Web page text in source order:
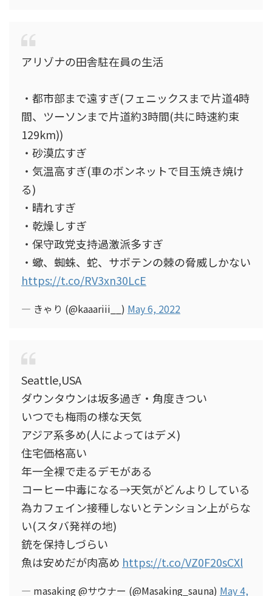
アリゾナの田舎駐在員の生活
・都市部まで遠すぎ(フェニックスまで片道4時
間、ツーソンまで片道約3時間(共に時速約束
129km))
・砂漠広すぎ
・気温高すぎ(車のボンネットで目玉焼き焼け
る)
・晴れすぎ
・乾燥しすぎ
・保守政党支持過激派多すぎ
・蠍、蜘蛛、蛇、サボテンの棘の脅威しかない
https://t.co/RV3xn30LcE
— きゃり (@kaaariii__) May 6, 2022
Seattle,USA
ダウンタウンは坂多過ぎ・角度きつい
いつでも梅雨の様な天気
アジア系多め(人によってはデメ)
住宅価格高い
年一全裸で走るデモがある
コーヒー中毒になる→天気がどんよりしている
為カフェイン接種しないとテンション上がらな
い(スタバ発祥の地)
銃を保持しづらい
魚は安めだが肉高め https://t.co/VZ0F20sCXl
— masaking @サウナー (@Masaking_sauna) May 4,